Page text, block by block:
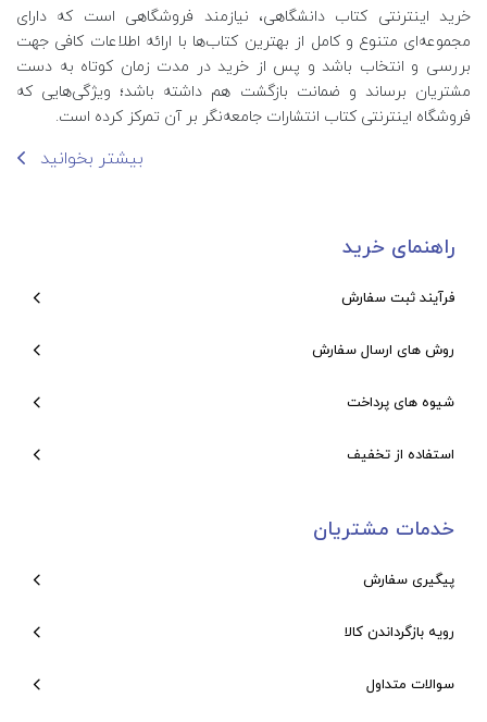
خرید اینترنتی کتاب‌ دانشگاهی، نیازمند فروشگاهی است که دارای
مجموعه‌ای متنوع و کامل از بهترین کتاب‌ها با ارائه اطلاعات کافی جهت
بررسی و انتخاب باشد و پس از خرید در مدت زمان کوتاه به دست
مشتریان برساند و ضمانت بازگشت هم داشته باشد؛ ویژگی‌هایی که
فروشگاه اینترنتی کتاب انتشارات جامعه‌نگر بر آن تمرکز کرده است.
بیشتر بخوانید
راهنمای خرید
فرآیند ثبت سفارش
روش های ارسال سفارش
شیوه های پرداخت
استفاده از تخفیف
خدمات مشتریان
پیگیری سفارش
رویه بازگرداندن کالا
سوالات متداول